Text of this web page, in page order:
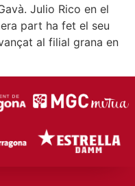
Julio Rico en el
part ha fet el seu
al filial grana en